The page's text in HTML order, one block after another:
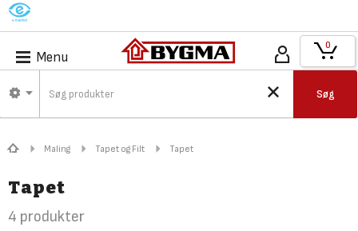
M
Menu
Søg
0
Maling Tapet og Filt Tapet
Tapet
4 produkter